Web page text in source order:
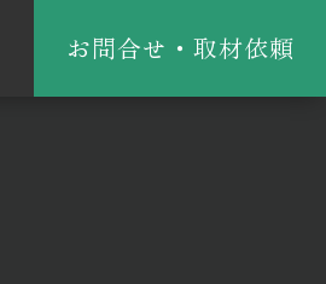
お問合せ・取材依頼